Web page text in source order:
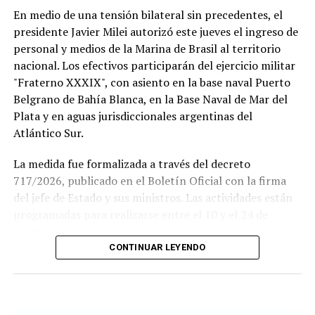
Si se concreta, la visita del Sumo Pontífice sería un
fútbol argentino.
El Papa llegará a la Argentina en noviembre, en el
En medio de una tensión bilateral sin precedentes, el
presidente Javier Milei autorizó este jueves el ingreso de
personal y medios de la Marina de Brasil al territorio
nacional. Los efectivos participarán del ejercicio militar
"Fraterno XXXIX", con asiento en la base naval Puerto
Belgrano de Bahía Blanca, en la Base Naval de Mar del
Plata y en aguas jurisdiccionales argentinas del
Atlántico Sur.
La medida fue formalizada a través del decreto
717/2026, publicado en el Boletín Oficial con la firma
del jefe de Estado y sus ministros. Las actividades están
Este ejercicio combinado se realiza de forma anual desde
CONTINUAR LEYENDO